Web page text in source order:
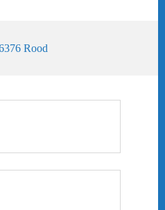
Rood